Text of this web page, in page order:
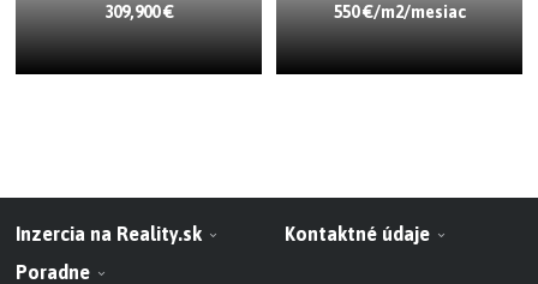
309,900 € 550 €/m2/mesiac
Inzercia na Reality.sk
Kontaktné údaje
Poradne